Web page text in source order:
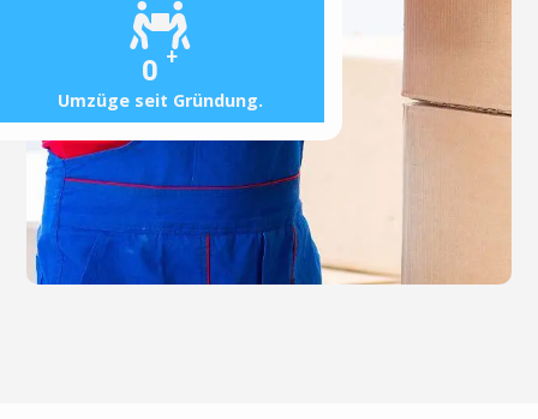
0 +
Umzüge seit Gründung.